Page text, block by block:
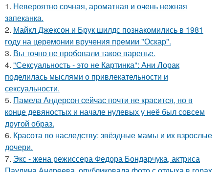
1. Невероятно сочная, ароматная и очень нежная
запеканка.
2. Майкл Джексон и Брук шилдс познакомились в 1981
году на церемонии вручения премии "Оскар".
3. Вы точно не пробовали такое варенье.
4. "Сексуальность - это не Картинка": Ани Лорак
поделилась мыслями о привлекательности и
сексуальности.
5. Памела Андерсон сейчас почти не красится, но в
конце девяностых и начале нулевых у неё был совсем
другой образ.
6. Красота по наследству: звёздные мамы и их взрослые
дочери.
7. Экс - жена режиссера Федора Бондарчука, актриса